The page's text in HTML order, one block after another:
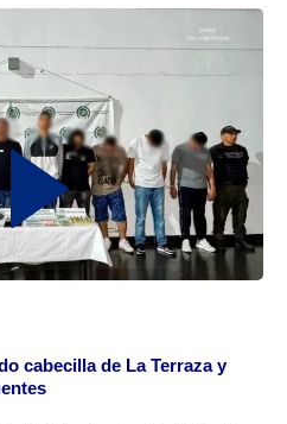
cabecilla de La Terraza y